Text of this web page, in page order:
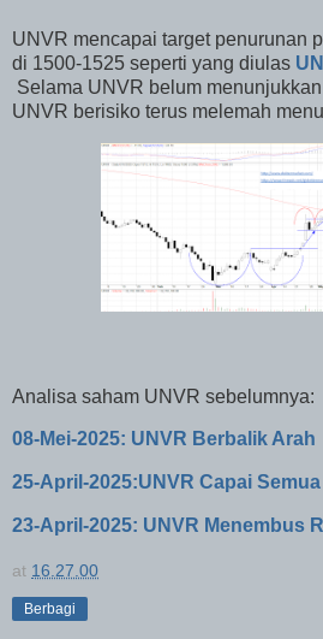
UNVR mencapai target penurunan
di 1500-1525 seperti yang diulas
Selama UNVR belum
UNVR berisiko terus melemah
Analisa saham UNVR sebelumnya:
08-Mei-2025: UNVR Berbalik Arah
25-April-2025:UNVR Capai
23-April-2025: UNVR Menembus
at 16.27.00
Berbagi